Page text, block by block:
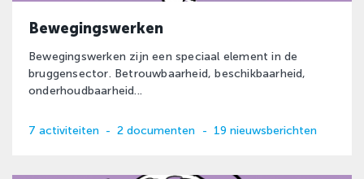
Bewegingswerken
Bewegingswerken zijn een speciaal element in de
bruggensector. Betrouwbaarheid, beschikbaarheid,
onderhoudbaarheid...
7 activiteiten - 2 documenten - 19 nieuwsberichten